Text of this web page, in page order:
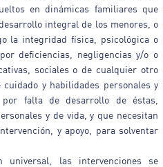
en dinámicas familiares que
integral de los menores, o
la integridad física, psicológica o
deficiencias, negligencias y/o o
sociales o de cualquier otro
y habilidades personales y
por falta de desarrollo de éstas,
y de vida, y que necesitan
y apoyo, para solventar
universal, las intervenciones se